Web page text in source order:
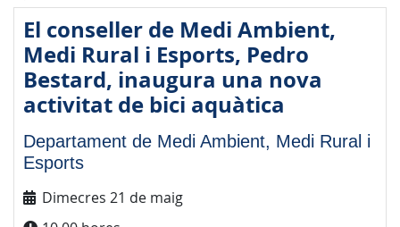
El conseller de Medi Ambient,
Medi Rural i Esports, Pedro
Bestard, inaugura una nova
activitat de bici aquàtica
Departament de Medi Ambient, Medi Rural i
Esports
Dimecres 21 de maig